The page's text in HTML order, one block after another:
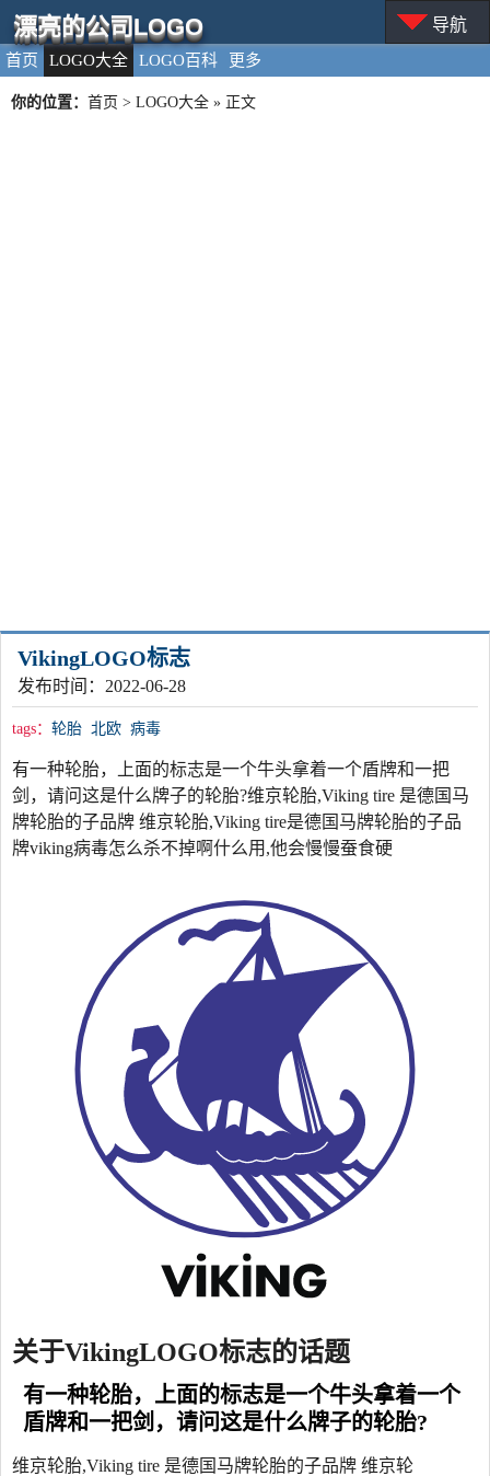
首页 LOGO大全 LOGO百科 更多
漂亮的公司LOGO 导航
你的位置： 首页 > LOGO大全 » 正文
VikingLOGO标志
发布时间：2022-06-28
tags： 轮胎 北欧 病毒
有一种轮胎，上面的标志是一个牛头拿着一个盾牌和一把
剑，请问这是什么牌子的轮胎?维京轮胎,Viking tire 是德国马
牌轮胎的子品牌 维京轮胎,Viking tire是德国马牌轮胎的子品
牌viking病毒怎么杀不掉啊什么用,他会慢慢蚕食硬
关于VikingLOGO标志的话题
有一种轮胎，上面的标志是一个牛头拿着一个
盾牌和一把剑，请问这是什么牌子的轮胎?
维京轮胎,Viking tire 是德国马牌轮胎的子品牌 维京轮